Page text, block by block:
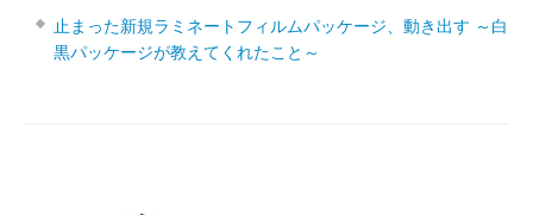
止まった新規ラミネートフィルムパッケージ、動き出す ～白
黒パッケージが教えてくれたこと～